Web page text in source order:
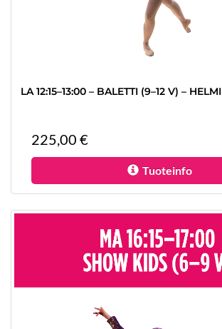
LA 12:15–13:00 – BALETTI (9–12 V) – HELMI​​​​​​​
225,00 €
Tuoteinfo